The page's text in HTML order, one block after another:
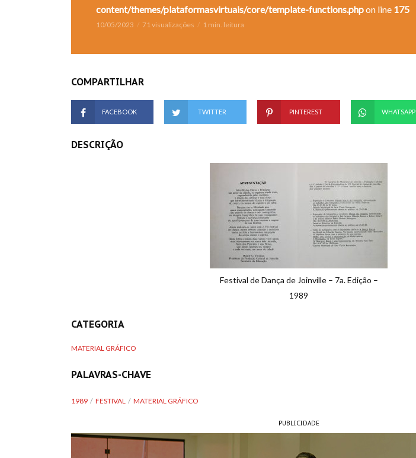
content/themes/plataformasvirtuais/core/template-functions.phpon line 175
10/05/2023 71 visualizações 1 min. leitura
COMPARTILHAR
FACEBOOK TWITTER PINTEREST WHATSAPP
DESCRIÇÃO
Festival de Dança de Joinville – 7a. Edição –
1989
CATEGORIA
MATERIAL GRÁFICO
PALAVRAS-CHAVE
1989 FESTIVAL MATERIAL GRÁFICO
PUBLICIDADE